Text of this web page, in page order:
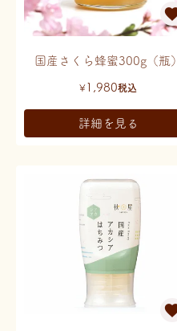
国産さくら蜂蜜300g（瓶）
¥1,980税込
詳細を見る